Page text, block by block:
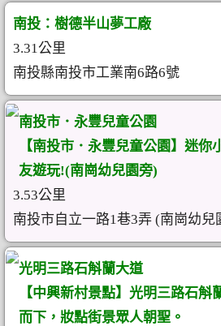
南投：樹德半山夢工廠
3.31公里
南投縣南投市工業南6路6號
南投市．永豐兒童公園
【南投市．永豐兒童公園】迷你
友遊玩!(南崗幼兒園旁)
3.53公里
南投市自立一路1巷3弄 (南崗幼兒
光明三路石斛蘭大道
【中興新村景點】光明三路石斛
而下，妝點街景眾人朝聖。